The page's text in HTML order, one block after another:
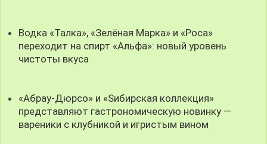
Водка «Талка», «Зелёная Марка» и «Роса»
переходит на спирт «Альфа»: новый уровень
чистоты вкуса
«Абрау-Дюрсо» и «Sибирская коллекция»
представляют гастрономическую новинку —
вареники с клубникой и игристым вином